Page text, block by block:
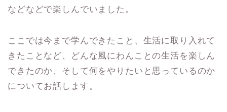
などなどで楽しんでいました。
ここでは今まで学んできたこと、生活に取り入れて
きたことなど、どんな風にわんことの生活を楽しん
できたのか、そして何をやりたいと思っているのか
についてお話します。